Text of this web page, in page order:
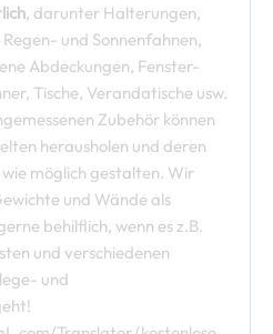
, darunter Halterungen,
und Sonnenfahnen,
Abdeckungen, Fenster-
Tische, Verandatische usw.
Zubehör können
herausholen und deren
möglich gestalten. Wir
und Wände als
behilflich, wenn es z.B.
und verschiedenen
und